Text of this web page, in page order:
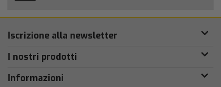
Iscrizione alla newsletter
I nostri prodotti
Informazioni